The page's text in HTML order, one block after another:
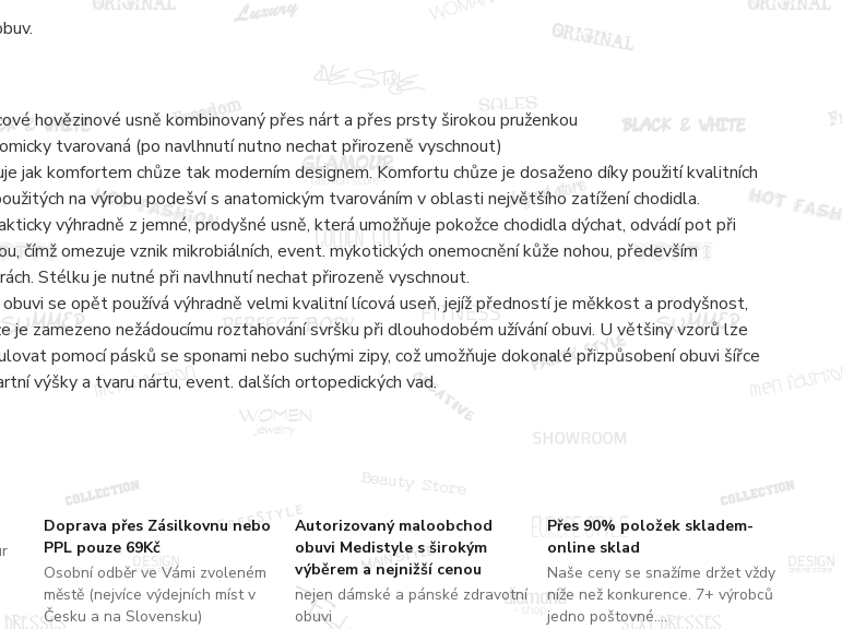
Doprava přes Zásilkovnu nebo
PPL pouze 69Kč
Osobní odběr ve Vámi zvoleném
městě (nejvíce výdejních míst v
Česku a na Slovensku)
Autorizovaný maloobchod
obuvi Medistyle s širokým
výběrem a nejnižší cenou
nejen dámské a pánské zdravotní
obuvi
Přes 90% položek skladem-
online sklad
Naše ceny se snažíme držet vždy
níže než konkurence. 7+ výrobců
jedno poštovné....
hovězinové usně kombinovaný přes nárt a přes prsty širokou pruženkou
tvarovaná (po navlhnutí nutno nechat přirozeně vyschnout)
jak komfortem chůze tak moderním designem. Komfortu chůze je dosaženo díky použití kvalitních
na výrobu podešví s anatomickým tvarováním v oblasti největšího zatížení chodidla.
výhradně z jemné, prodyšné usně, která umožňuje pokožce chodidla dýchat, odvádí pot při
čímž omezuje vznik mikrobiálních, event. mykotických onemocnění kůže nohou, především
Stélku je nutné při navlhnutí nechat přirozeně vyschnout.
se opět používá výhradně velmi kvalitní lícová useň, jejíž předností je měkkost a prodyšnost,
je zamezeno nežádoucímu roztahování svršku při dlouhodobém užívání obuvi. U většiny vzorů lze
pomocí pásků se sponami nebo suchými zipy, což umožňuje dokonalé přizpůsobení obuvi šířce
výšky a tvaru nártu, event. dalších ortopedických vad.